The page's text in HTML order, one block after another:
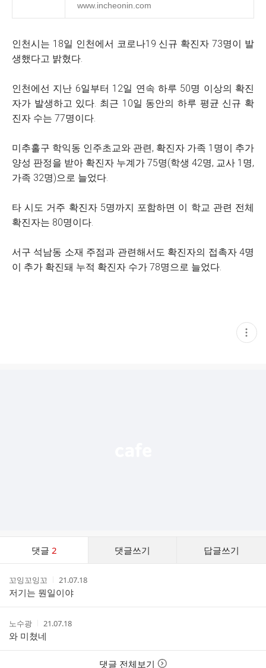
드는 인터넷신문
www.incheonin.com
인천시는 18일 인천에서 코로나19 신규 확진자 73명이 발
생했다고 밝혔다.
인천에선 지난 6일부터 12일 연속 하루 50명 이상의 확진
자가 발생하고 있다. 최근 10일 동안의 하루 평균 신규 확
진자 수는 77명이다.
미추홀구 학익동 인주초교와 관련, 확진자 가족 1명이 추가
양성 판정을 받아 확진자 누계가 75명(학생 42명, 교사 1명,
가족 32명)으로 늘었다.
타 시도 거주 확진자 5명까지 포함하면 이 학교 관련 전체
확진자는 80명이다.
서구 석남동 소재 주점과 관련해서도 확진자의 접촉자 4명
이 추가 확진돼 누적 확진자 수가 78명으로 늘었다.
현
재
댓글 2 댓글쓰기 답글쓰기
스
작
성
자
꼬잉꼬잉꼬
작
성
시
간
21.07.18
저기는 뭔일이야
작
성
자
노수광
작
성
시
간
21.07.18
와 미쳤네
댓글 전체보기